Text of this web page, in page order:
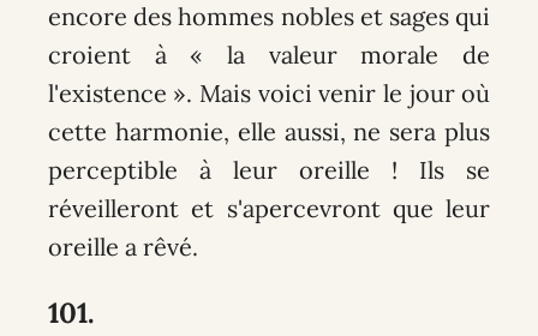
encore des hommes nobles et sages qui
croient à « la valeur morale de
l'existence ». Mais voici venir le jour où
cette harmonie, elle aussi, ne sera plus
perceptible à leur oreille ! Ils se
réveilleront et s'apercevront que leur
oreille a rêvé.
101.